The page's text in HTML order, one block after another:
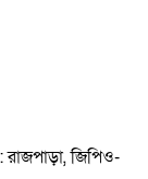
রাজপাড়া, জিপিও-